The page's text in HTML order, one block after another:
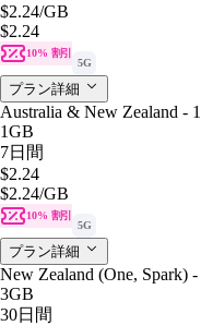
$2.24/GB
$2.24
10% 割引
5G
プラン詳細
Australia & New Zealand -
1GB
7日間
$2.24
$2.24/GB
10% 割引
5G
プラン詳細
New Zealand (One, Spark)
3GB
30日間